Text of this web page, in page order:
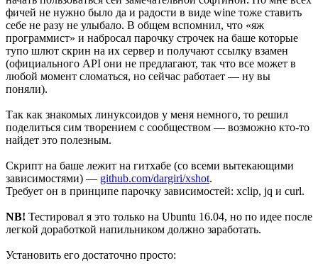
фичей не нужно было да и радости в виде wine тоже ставить
себе не разу не улыбало. В общем вспомнил, что «яж
программист» и набросал парочку строчек на баше которые
тупо шлют скрин на их сервер и получают ссылку взамен
(официального API они не предлагают, так что все может в
любой момент сломаться, но сейчас работает — ну вы
поняли).
Так как знакомых линуксоидов у меня немного, то решил
поделиться сим творением с сообществом — возможно кто-то
найдет это полезным.
Скрипт на баше лежит на гитхабе (со всеми вытекающими
зависимостями) — github.com/dargiri/xshot.
Требует он в принципе парочку зависимостей: xclip, jq и curl.
NB! Тестировал я это только на Ubuntu 16.04, но по идее после
легкой доработкой напильником должно заработать.
Установить его достаточно просто: